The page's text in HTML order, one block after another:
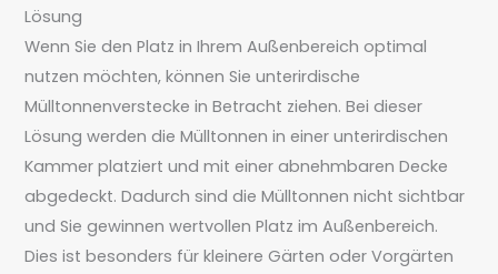
Lösung
Wenn Sie den Platz in Ihrem Außenbereich optimal
nutzen möchten, können Sie unterirdische
Mülltonnenverstecke in Betracht ziehen. Bei dieser
Lösung werden die Mülltonnen in einer unterirdischen
Kammer platziert und mit einer abnehmbaren Decke
abgedeckt. Dadurch sind die Mülltonnen nicht sichtbar
und Sie gewinnen wertvollen Platz im Außenbereich.
Dies ist besonders für kleinere Gärten oder Vorgärten